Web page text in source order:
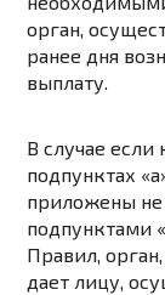
орган,
ранее дня
выплату.
В случае если
подпунктах
приложены
подпунктами
Правил,
дает лицу,